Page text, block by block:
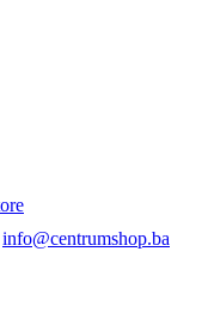
info@centrumshop.ba